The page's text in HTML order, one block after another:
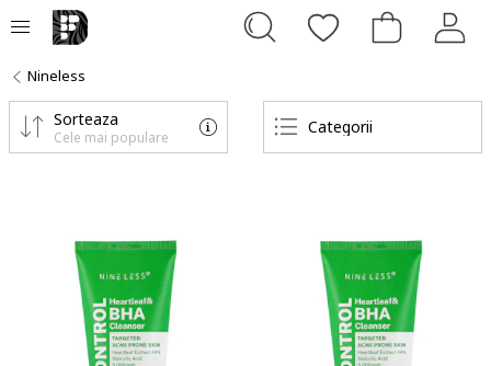
Nineless
Categorii
Sorteaza
Cele mai populare